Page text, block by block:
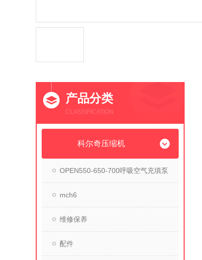
产品分类
CLASSIFICATION
科尔奇压缩机
OPEN550-650-700呼吸空气充填泵
mch6
维修保养
配件